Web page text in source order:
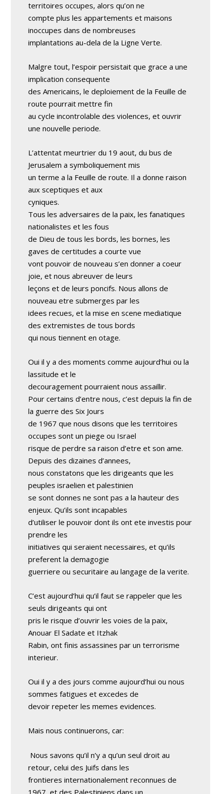
territoires occupes, alors qu’on ne
compte plus les appartements et maisons
inoccupes dans de nombreuses
implantations au-dela de la Ligne Verte.
Malgre tout, l’espoir persistait que grace a une
implication consequente
des Americains, le deploiement de la Feuille de
route pourrait mettre fin
au cycle incontrolable des violences, et ouvrir
une nouvelle periode.
L’attentat meurtrier du 19 aout, du bus de
Jerusalem a symboliquement mis
un terme a la Feuille de route. Il a donne raison
aux sceptiques et aux
cyniques.
Tous les adversaires de la paix, les fanatiques
nationalistes et les fous
de Dieu de tous les bords, les bornes, les
gaves de certitudes a courte vue
vont pouvoir de nouveau s’en donner a coeur
joie, et nous abreuver de leurs
leçons et de leurs poncifs. Nous allons de
nouveau etre submerges par les
idees recues, et la mise en scene mediatique
des extremistes de tous bords
qui nous tiennent en otage.
Oui il y a des moments comme aujourd’hui ou la
lassitude et le
decouragement pourraient nous assaillir.
Pour certains d’entre nous, c’est depuis la fin de
la guerre des Six Jours
de 1967 que nous disons que les territoires
occupes sont un piege ou Israel
risque de perdre sa raison d’etre et son ame.
Depuis des dizaines d’annees,
nous constatons que les dirigeants que les
peuples israelien et palestinien
se sont donnes ne sont pas a la hauteur des
enjeux. Qu’ils sont incapables
d’utiliser le pouvoir dont ils ont ete investis pour
prendre les
initiatives qui seraient necessaires, et qu’ils
preferent la demagogie
guerriere ou securitaire au langage de la verite.
C’est aujourd’hui qu’il faut se rappeler que les
seuls dirigeants qui ont
pris le risque d’ouvrir les voies de la paix,
Anouar El Sadate et Itzhak
Rabin, ont finis assassines par un terrorisme
interieur.
Oui il y a des jours comme aujourd’hui ou nous
sommes fatigues et excedes de
devoir repeter les memes evidences.
Mais nous continuerons, car:
Nous savons qu’il n’y a qu’un seul droit au
retour, celui des Juifs dans les
frontieres internationalement reconnues de
1967, et des Palestiniens dans un